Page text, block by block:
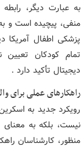
به عبارت دیگر،
منفی، پیچیده است و
پزشکی اطفال آمریکا
تمام کودکان تعیین
دیجیتال تأکید دارد .
راهکارهای عملی برای
رویکرد جدید به
نیست، بلکه به معنای
منظور، کارشناسان